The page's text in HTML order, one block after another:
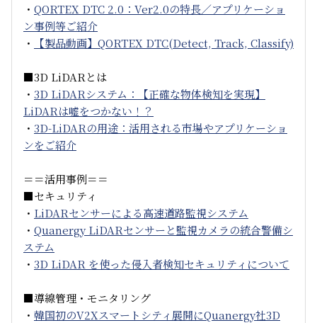
・ QORTEX DTC 2.0：Ver2.0の特長／アプリケーショ
ン事例等ご紹介
・
【製品動画】QORTEX DTC(Detect, Track, Classify)
■3D LiDARとは
・ 3D LiDARシステム：【正確な物体検知を実現】
LiDARは嘘をつかない！？
・ 3D-LiDARの用途：活用される市場やアプリケーショ
ンをご紹介
＝＝活用事例＝＝
■セキュリティ
・ LiDARセンサーによる高速道路監視システム
・ Quanergy LiDARセンサーと監視カメラの統合警備シ
ステム
・ 3D LiDAR を使った侵入者検知セキュリティについて
■導線管理・モニタリング
・ 韓国初のV2Xスマートシティ展開にQuanergy社3D